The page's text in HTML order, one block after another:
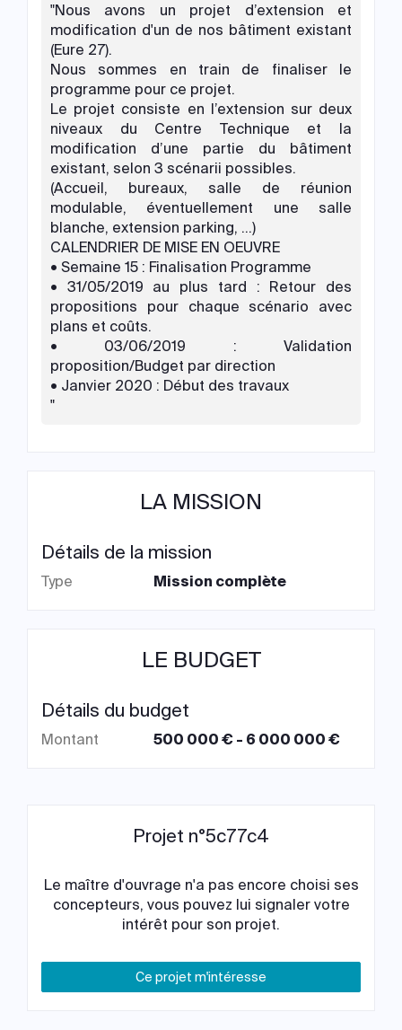
"Nous avons un projet d’extension et
modification d'un de nos bâtiment existant
(Eure 27).
Nous sommes en train de finaliser le
programme pour ce projet.
Le projet consiste en l’extension sur deux
niveaux du Centre Technique et la
modification d’une partie du bâtiment
existant, selon 3 scénarii possibles.
(Accueil, bureaux, salle de réunion
modulable, éventuellement une salle
blanche, extension parking, …)
CALENDRIER DE MISE EN OEUVRE
• Semaine 15 : Finalisation Programme
• 31/05/2019 au plus tard : Retour des
propositions pour chaque scénario avec
plans et coûts.
• 03/06/2019 : Validation
proposition/Budget par direction
• Janvier 2020 : Début des travaux
"
LA MISSION
Détails de la mission
Type Mission complète
LE BUDGET
Détails du budget
Montant 500 000 € - 6 000 000 €
Projet n°5c77c4
Le maître d'ouvrage n'a pas encore choisi ses
concepteurs, vous pouvez lui signaler votre
intérêt pour son projet.
Ce projet m'intéresse